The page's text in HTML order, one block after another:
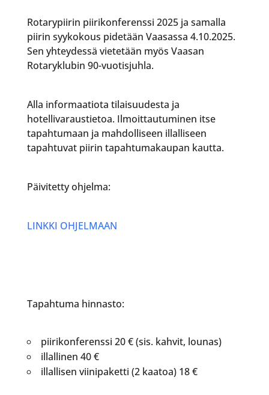
Rotarypiirin piirikonferenssi 2025 ja samalla
piirin syykokous pidetään Vaasassa 4.10.2025.
Sen yhteydessä vietetään myös Vaasan
Rotaryklubin 90-vuotisjuhla.
Alla informaatiota tilaisuudesta ja
hotellivaraustietoa. Ilmoittautuminen itse
tapahtumaan ja mahdolliseen illalliseen
tapahtuvat piirin tapahtumakaupan kautta.
Päivitetty ohjelma:
LINKKI OHJELMAAN
Tapahtuma hinnasto:
piirikonferenssi 20 € (sis. kahvit, lounas)
illallinen 40 €
illallisen viinipaketti (2 kaatoa) 18 €